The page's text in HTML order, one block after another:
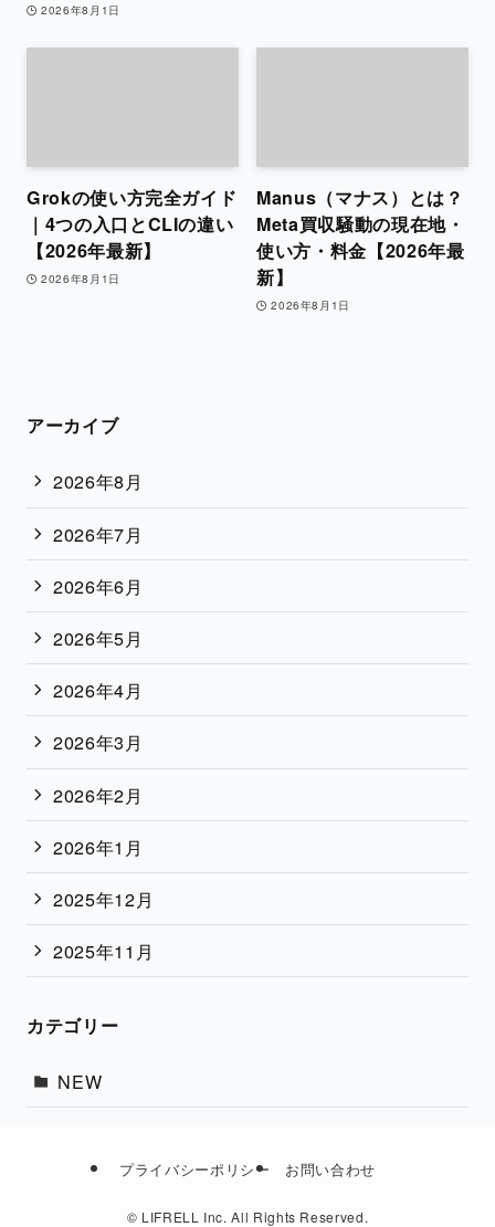
2026年8月1日
Grokの使い方完全ガイド
｜4つの入口とCLIの違い
【2026年最新】
2026年8月1日
Manus（マナス）とは？
Meta買収騒動の現在地・
使い方・料金【2026年最
新】
2026年8月1日
アーカイブ
2026年8月
2026年7月
2026年6月
2026年5月
2026年4月
2026年3月
2026年2月
2026年1月
2025年12月
2025年11月
カテゴリー
NEW
プライバシーポリシー お問い合わせ
© LIFRELL Inc. All Rights Reserved.